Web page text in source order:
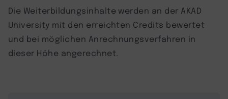
Die Weiterbildungsinhalte werden an der AKAD
University mit den erreichten Credits bewertet
und bei möglichen Anrechnungsverfahren in
dieser Höhe angerechnet.